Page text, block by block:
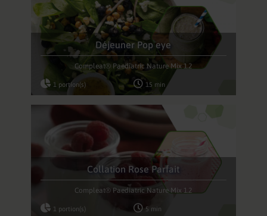
Déjeuner Pop eye
Compleat® Paediatric Nature Mix 1.2
1 portion(s) 15 min
Collation Rose Parfait
Compleat® Paediatric Nature Mix 1.2
1 portion(s) 5 min